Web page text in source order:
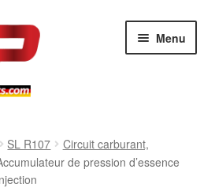
Menu
SL R107
Circuit carburant,
de pression d’essence